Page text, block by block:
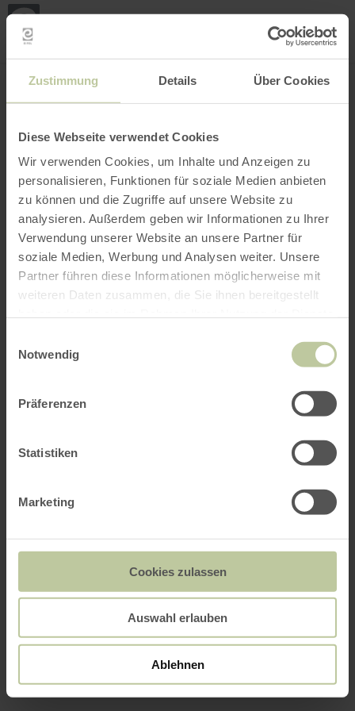
Zustimmung Details Über Cookies
Diese Webseite verwendet Cookies
Wir verwenden Cookies, um Inhalte und Anzeigen zu
personalisieren, Funktionen für soziale Medien anbieten
zu können und die Zugriffe auf unsere Website zu
analysieren. Außerdem geben wir Informationen zu Ihrer
Verwendung unserer Website an unsere Partner für
soziale Medien, Werbung und Analysen weiter. Unsere
Partner führen diese Informationen möglicherweise mit
weiteren Daten zusammen, die Sie ihnen bereitgestellt
Notwendig
Präferenzen
Statistiken
Marketing
Cookies zulassen
Auswahl erlauben
Ablehnen
INTERAKTIVE KARTE
Filter öffnen